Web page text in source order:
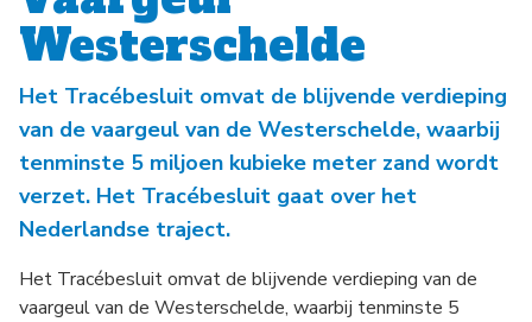
Westerschelde
Het Tracébesluit omvat de blijvende verdieping
van de vaargeul van de Westerschelde, waarbij
tenminste 5 miljoen kubieke meter zand wordt
verzet. Het Tracébesluit gaat over het
Nederlandse traject.
Het Tracébesluit omvat de blijvende verdieping van de
vaargeul van de Westerschelde, waarbij tenminste 5